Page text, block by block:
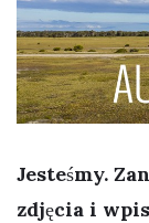
Jesteśmy.
zdjęcia i